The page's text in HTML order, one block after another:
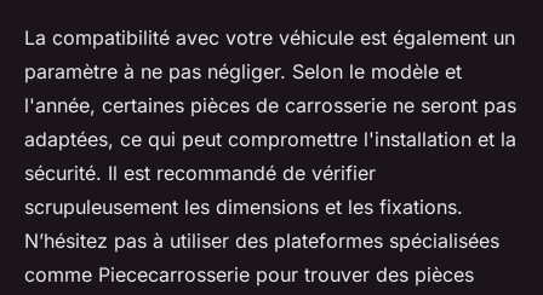
La compatibilité avec votre véhicule est également un
paramètre à ne pas négliger. Selon le modèle et
l'année, certaines pièces de carrosserie ne seront pas
adaptées, ce qui peut compromettre l'installation et la
sécurité. Il est recommandé de vérifier
scrupuleusement les dimensions et les fixations.
N’hésitez pas à utiliser des plateformes spécialisées
comme Piececarrosserie pour trouver des pièces